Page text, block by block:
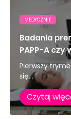
MEDYCZNIE
Badania
PAPP-A czy
Pierwszy
się...
Czytaj